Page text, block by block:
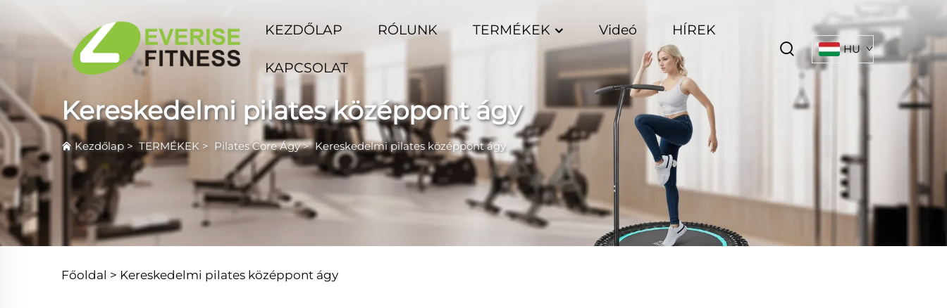
KEZDŐLAP RÓLUNK TERMÉKEK Videó HÍREK
KAPCSOLAT
HU
Kereskedelmi pilates középpont ágy
Kezdőlap > TERMÉKEK > Pilates Core Ágy>Kereskedelmi pilates középpont ágy
Főoldal > Kereskedelmi pilates középpont ágy